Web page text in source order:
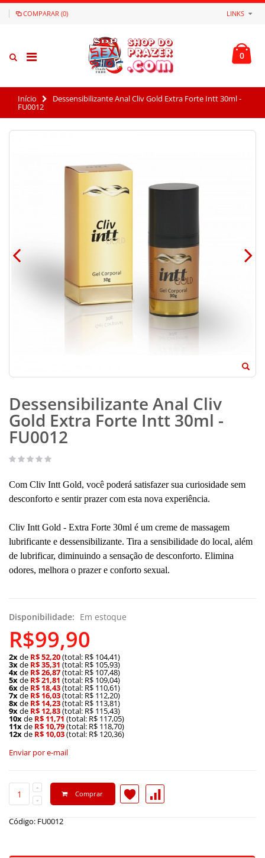
COMPARAR (0) LINKS
0
Início Dessensibilizante Anal Cliv Gold Extra Forte Intt 30ml -
FU0012
Dessensibilizante Anal Cliv
Gold Extra Forte Intt 30ml -
FU0012
Com Cliv Intt Gold, você poderá satisfazer sua curiosidade sem
desconforto e sentir prazer com esta nova experiência.
Cliv Intt Gold - Extra Forte 30ml é um creme de massagem
lubrificante e dessensibilizante. Tira a sensibilidade do local, além
de lubrificar, diminuindo a sensação de desconforto. Elimina
odores, melhora o prazer e conforto sexual.
Disponibilidade: Em estoque
R$99,90
2xde R$ 52,20(total: R$ 104,41)
3xde R$ 35,31 (total: R$ 105,93)
4xde R$ 26,87(total: R$ 107,48)
5xde R$ 21,81 (total: R$ 109,04)
6xde R$ 18,43(total: R$ 110,61)
7xde R$ 16,03(total: R$ 112,20)
8xde R$ 14,23(total: R$ 113,81)
9xde R$ 12,83(total: R$ 115,43)
10xde R$ 11,71(total: R$ 117,05)
11xde R$ 10,79(total: R$ 118,70)
12xde R$ 10,03(total: R$ 120,36)
Enviar por e-mail
Comprar
Código: FU0012